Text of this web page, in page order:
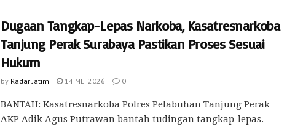
Dugaan Tangkap-Lepas Narkoba, Kasatresnarkoba
Tanjung Perak Surabaya Pastikan Proses Sesuai
Hukum
by Radar Jatim 14 MEI 2026 0
BANTAH: Kasatresnarkoba Polres Pelabuhan Tanjung Perak
AKP Adik Agus Putrawan bantah tudingan tangkap-lepas.